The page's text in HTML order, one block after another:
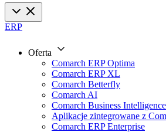
ERP
Oferta
Comarch ERP Optima
Comarch ERP XL
Comarch Betterfly
Comarch AI
Comarch Business Intelligence
Aplikacje zintegrowane z
Comarch ERP Enterprise